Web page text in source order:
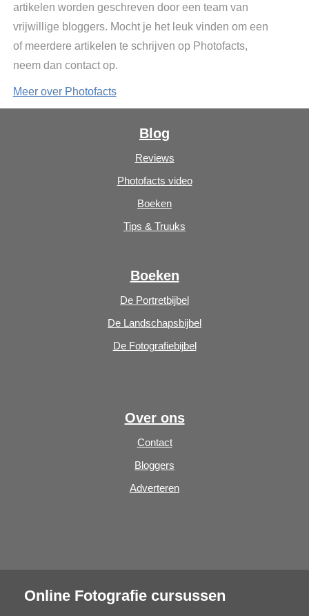
artikelen worden geschreven door een team van
vrijwillige bloggers. Mocht je het leuk vinden om een
of meerdere artikelen te schrijven op Photofacts,
neem dan contact op.
Meer over Photofacts
Blog
Reviews
Photofacts video
Boeken
Tips & Truuks
Boeken
De Portretbijbel
De Landschapsbijbel
De Fotografiebijbel
Over ons
Contact
Bloggers
Adverteren
Online Fotografie cursussen